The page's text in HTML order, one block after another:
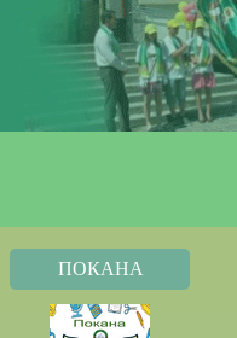
ПОКАНА